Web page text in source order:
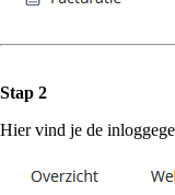
Stap 2
Hier vind je de